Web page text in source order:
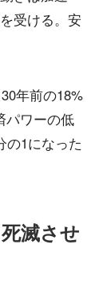
受ける。安
年前の18%
パワーの低
の1になった
滅させ